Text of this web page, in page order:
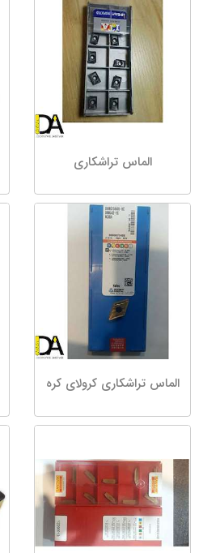
الماس تراشکاری
الماس تراشکاری کرولای کره